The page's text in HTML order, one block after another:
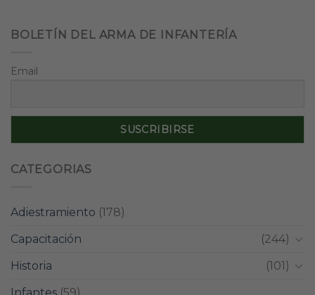
BOLETÍN DEL ARMA DE INFANTERÍA
Email
CATEGORIAS
Adiestramiento (178)
Capacitación
(244)
Historia
(101)